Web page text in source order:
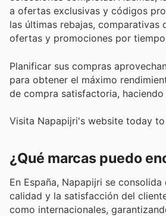
a ofertas exclusivas y códigos
las últimas rebajas, comparativas
ofertas y promociones por
Planificar sus compras
para obtener el máximo
de compra satisfactoria,
Visita Napapijri's website today
¿Qué marcas puedo
En España, Napapijri se
calidad y la satisfacción del
como internacionales,